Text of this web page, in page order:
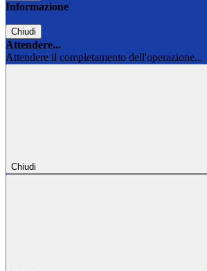
Informazione
Chiudi
Attendere...
Attendere il completamento dell'operazione...
Chiudi